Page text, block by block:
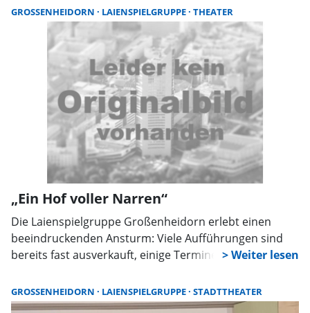
Theaterschließung wurde die traditionelle Reihenfolge
der insgesamt vier Aufführungen geändert. Karten gibt
es nur noch für die Vorstellung am Ostersonntag in
Großenheidorn.
GROSSENHEIDORN LAIENSPIELGRUPPE THEATER
„Ein Hof voller Narren“
Die Laienspielgruppe Großenheidorn erlebt einen
beeindruckenden Ansturm: Viele Aufführungen sind
bereits fast ausverkauft, einige Termine sogar
voller Narren“ noch sehen will, muss sich beeilen.
Restkarten gibt es nur noch in wenigen
GROSSENHEIDORN LAIENSPIELGRUPPE STADTTHEATER